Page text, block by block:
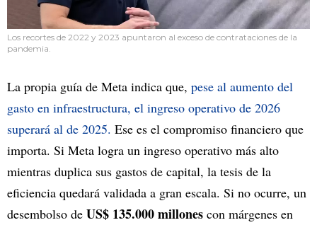
Los recortes de 2022 y 2023 apuntaron al exceso de contrataciones de la
pandemia.
La propia guía de Meta indica que, pese al aumento del
gasto en infraestructura, el ingreso operativo de 2026
superará al de 2025. Ese es el compromiso financiero que
importa. Si Meta logra un ingreso operativo más alto
mientras duplica sus gastos de capital, la tesis de la
eficiencia quedará validada a gran escala. Si no ocurre, un
desembolso de US$ 135.000 millones con márgenes en